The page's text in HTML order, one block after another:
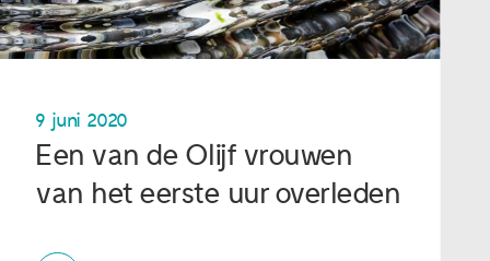
9 juni 2020
Een van de Olijf vrouwen
van het eerste uur overleden